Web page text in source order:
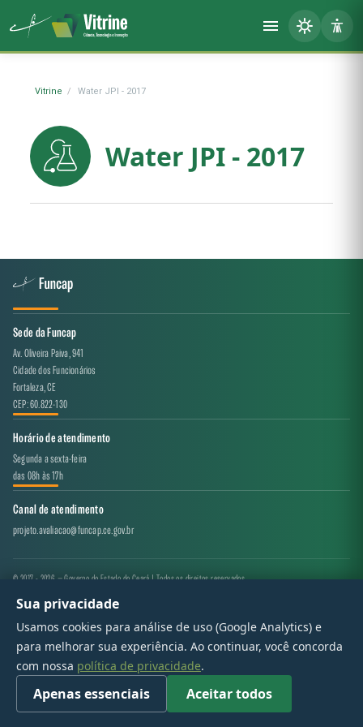
Vitrine Water JPI - 2017
Water JPI - 2017
Sede da Funcap
Av. Oliveira Paiva, 941
Cidade dos Funcionários
Fortaleza, CE
CEP: 60.822-130
Horário de atendimento
Segunda a sexta-feira
das 08h às 17h
Canal de atendimento
projeto.avaliacao@funcap.ce.gov.br
© 2017 - 2026 — Governo do Estado do Ceará | Todos os direitos reservados
Sua privacidade
Usamos cookies para análise de uso (Google Analytics) e
para melhorar sua experiência. Ao continuar, você concorda
com nossa política de privacidade.
Apenas essenciais Aceitar todos